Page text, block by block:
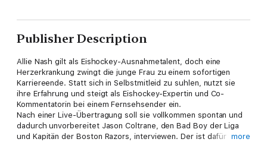
Publisher Description
Allie Nash gilt als Eishockey-Ausnahmetalent, doch eine
Herzerkrankung zwingt die junge Frau zu einem sofortigen
Karriereende. Statt sich in Selbstmitleid zu suhlen, nutzt sie
ihre Erfahrung und steigt als Eishockey-Expertin und Co-
Kommentatorin bei einem Fernsehsender ein.
Nach einer Live-Übertragung soll sie vollkommen spontan und
dadurch unvorbereitet Jason Coltrane, den Bad Boy der Liga
und Kapitän der Boston Razors, interviewen. Der ist dafür more